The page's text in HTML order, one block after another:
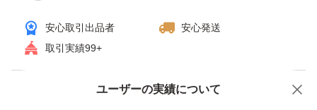
安心取引出品者
安心発送
取引実績99+
ユーザーの実績について
価格の相談 商品への質問